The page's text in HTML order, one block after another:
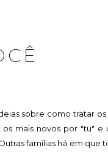
sobre como tratar os
mais novos por "tu" e
famílias há em que